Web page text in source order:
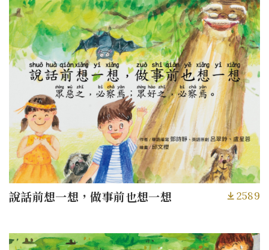
說話前想一想，做事前也想一想 2589